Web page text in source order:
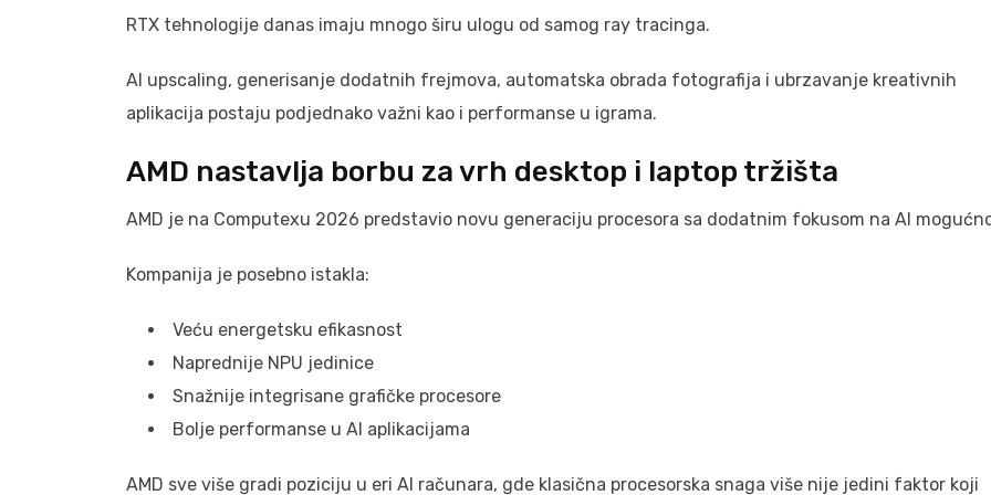
RTX tehnologije danas imaju mnogo širu ulogu od samog ray tracinga.
AI upscaling, generisanje dodatnih frejmova, automatska obrada fotografija i ubrzavanje kreativnih
aplikacija postaju podjednako važni kao i performanse u igrama.
AMD nastavlja borbu za vrh desktop i laptop tržišta
AMD je na Computexu 2026 predstavio novu generaciju procesora sa dodatnim fokusom na AI
Kompanija je posebno istakla:
Veću energetsku efikasnost
Naprednije NPU jedinice
Snažnije integrisane grafičke procesore
Bolje performanse u AI aplikacijama
AMD sve više gradi poziciju u eri AI računara, gde klasična procesorska snaga više nije jedini faktor koji